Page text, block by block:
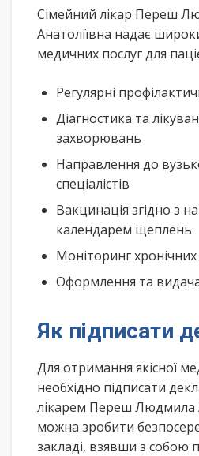
Сімейний лікар Переш
Анатоліївна надає
медичних послуг для
Регулярні
Діагностика та
захворювань
Направлення до
спеціалістів
Вакцинація згідно з
календарем щеплень
Моніторинг
Оформлення та видача
Як підписати
Для отримання якісної
необхідно підписати
лікарем Переш Людмила
можна зробити
закладі, взявши з собою